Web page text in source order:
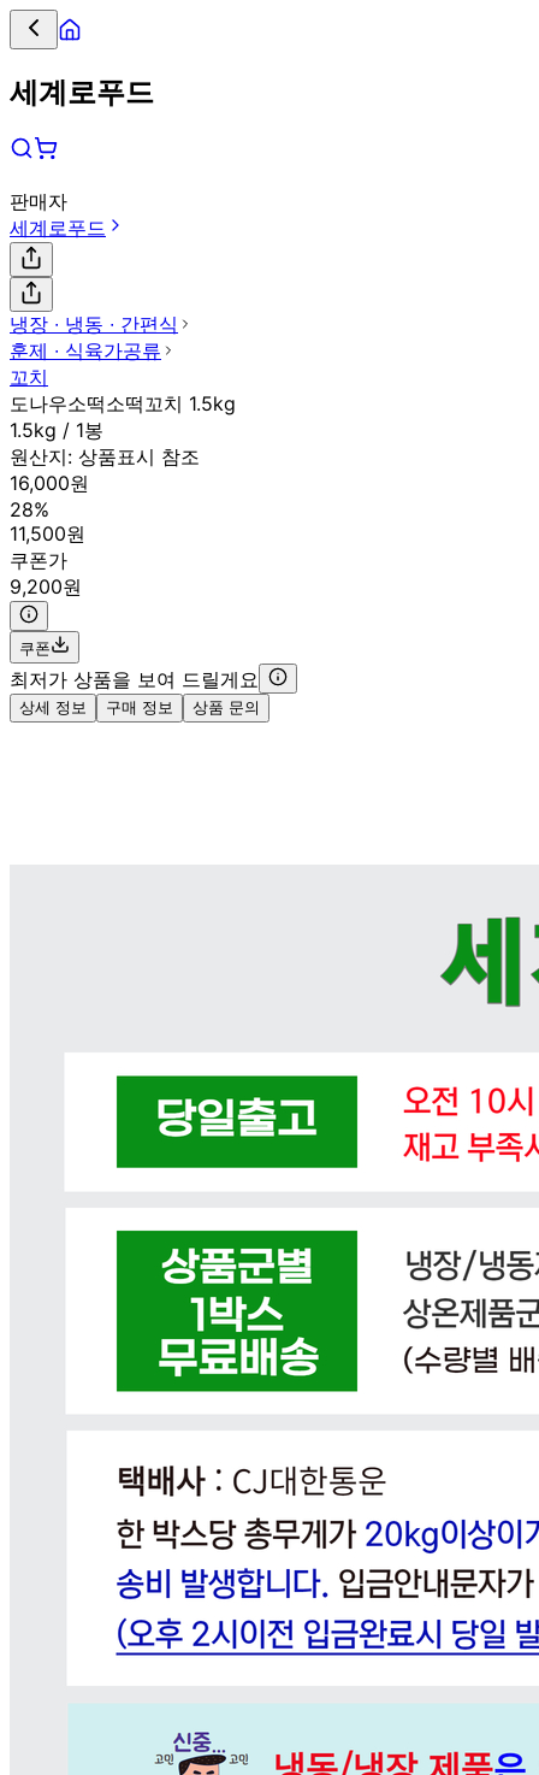
세계로푸드
판매자
세계로푸드
냉장 ∙ 냉동 ∙ 간편식
훈제 ∙ 식육가공류
꼬치
도나우소떡소떡꼬치 1.5kg
1.5kg / 1봉
원산지: 상품표시 참조
16,000원
28%
11,500원
쿠폰가
9,200원
쿠폰
최저가 상품을 보여 드릴게요
상세 정보 구매 정보 상품 문의